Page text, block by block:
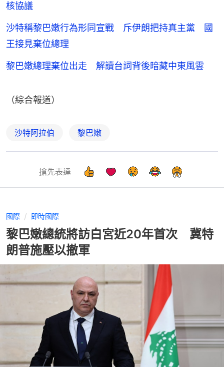
核協議
沙特稱黎巴嫩行為形同宣戰 斥伊朗把持真主黨 國
王接見棄位總理
黎巴嫩總理棄位出走 解讀台詞背後暗藏中東風雲
（綜合報道）
沙特阿拉伯 黎巴嫩
搶先表達
國際 即時國際
黎巴嫩總統將訪白宮近20年首次 冀特
朗普施壓以撤軍